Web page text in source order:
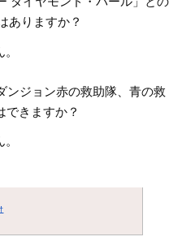
ありますか？
ンジョン赤の救助隊、青の救
できますか？
†